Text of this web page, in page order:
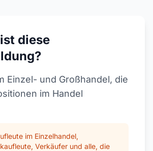
diese
Einzel- und Großhandel, die
im Handel
im Einzelhandel,
Verkäufer und alle, die